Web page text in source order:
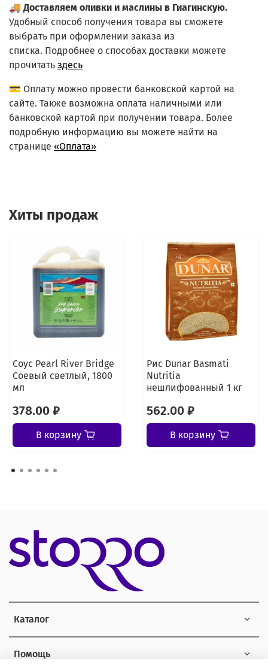
🚚Доставляем оливки и маслины в Гиагинскую.
Удобный способ получения товара вы сможете
выбрать при оформлении заказа из
списка. Подробнее о способах доставки можете
прочитать здесь
💳 Оплату можно провести банковской картой на
сайте. Также возможна оплата наличными или
банковской картой при получении товара. Более
подробную информацию вы можете найти на
странице «Оплата»
Хиты продаж
Соус Pearl River Bridge
Соевый светлый, 1800
мл
378.00 ₽
В корзину
Рис Dunar Basmati
Nutritia
нешлифованный 1 кг
562.00 ₽
В корзину
Каталог
Помощь